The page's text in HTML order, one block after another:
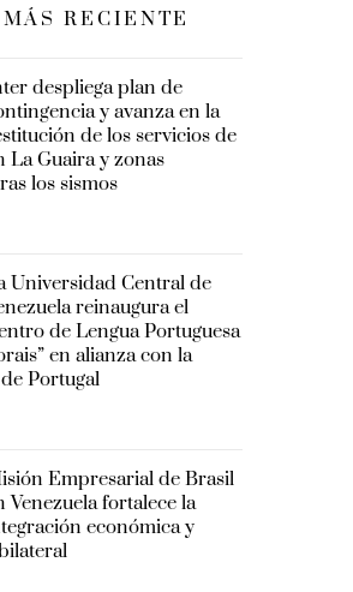
RECIENTE
despliega plan de
y avanza en la
de los servicios de
La Guaira y zonas
los sismos
Universidad Central de
reinaugura el
de Lengua Portuguesa
en alianza con la
Portugal
Empresarial de Brasil
Venezuela fortalece la
económica y